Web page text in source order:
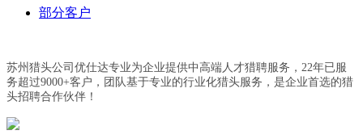
部分客户
苏州猎头公司优仕达专业为企业提供中高端人才猎聘服务，22年已服
务超过9000+客户，团队基于专业的行业化猎头服务，是企业首选的猎
头招聘合作伙伴！